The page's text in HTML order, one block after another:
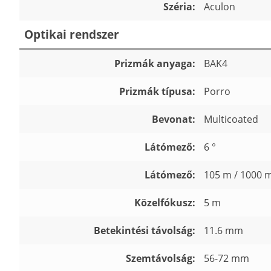
Széria: Aculon
Optikai rendszer
Prizmák anyaga: BAK4
Prizmák típusa: Porro
Bevonat: Multicoated
Látómező: 6 °
Látómező: 105 m / 1000
Közelfókusz: 5 m
Betekintési távolság: 11.6 mm
Szemtávolság: 56-72 mm